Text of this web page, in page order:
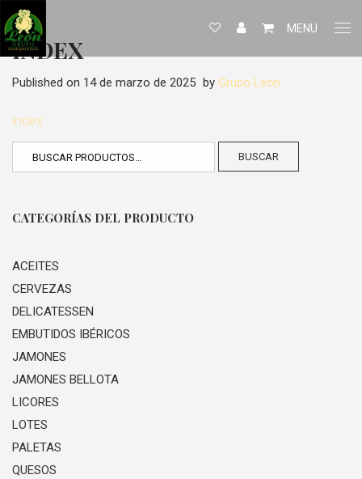
MENU
INDEX
Published on 14 de marzo de 2025 by Grupo Leon
index
BUSCAR
CATEGORÍAS DEL PRODUCTO
ACEITES
CERVEZAS
DELICATESSEN
EMBUTIDOS IBÉRICOS
JAMONES
JAMONES BELLOTA
LICORES
LOTES
PALETAS
QUESOS